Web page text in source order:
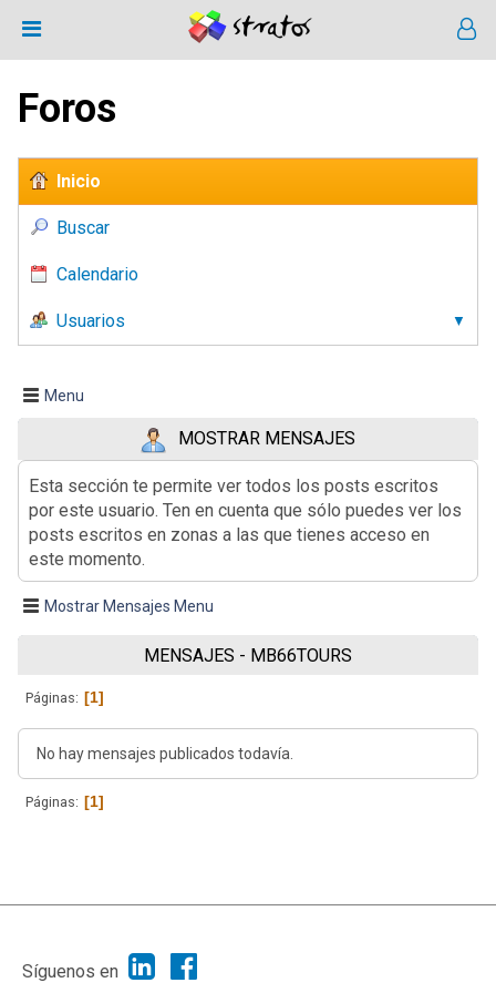
Foros
Inicio
Buscar
Calendario
Usuarios
Menu
MOSTRAR MENSAJES
Esta sección te permite ver todos los posts escritos
por este usuario. Ten en cuenta que sólo puedes ver los
posts escritos en zonas a las que tienes acceso en
este momento.
Mostrar Mensajes Menu
MENSAJES - MB66TOURS
Páginas 1
No hay mensajes publicados todavía.
Páginas 1
|
Síguenos en